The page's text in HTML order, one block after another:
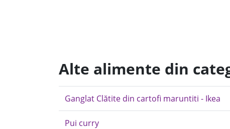
Alte alimente din
Ganglat Clătite din cartofi maruntiti - Ikea
Pui curry